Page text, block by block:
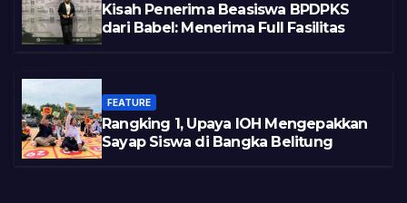
Kisah Penerima Beasiswa BPDPKS
dari Babel: Menerima Full Fasilitas
FEATURE
Rangking 1, Upaya IOH Mengepakkan
Sayap Siswa di Bangka Belitung